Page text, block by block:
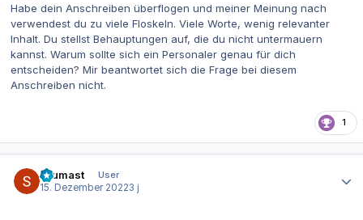
Habe dein Anschreiben überflogen und meiner Meinung nach
verwendest du zu viele Floskeln. Viele Worte, wenig relevanter
Inhalt. Du stellst Behauptungen auf, die du nicht untermauern
kannst. Warum sollte sich ein Personaler genau für dich
entscheiden? Mir beantwortet sich die Frage bei diesem
Anschreiben nicht.
1
Leumast
User
15. Dezember 20223 j